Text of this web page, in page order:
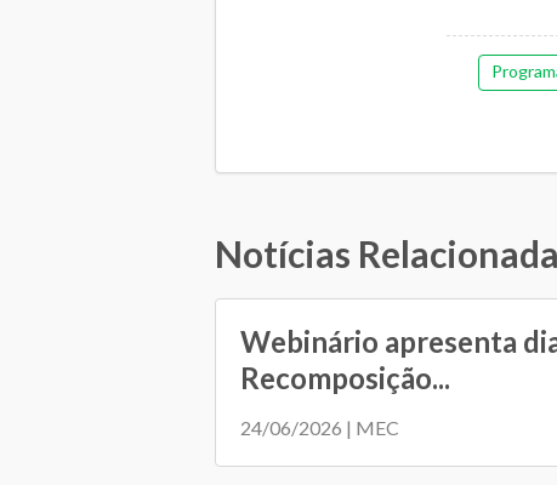
Notícias
Webinário apresenta
Recomposição...
24/06/2026 | MEC